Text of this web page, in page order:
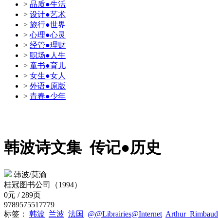
> 品质●生活
> 设计●艺术
> 旅行●世界
> 心理●心灵
> 经管●理财
> 职场●人生
> 童书●育儿
> 女生●女人
> 外语●原版
> 青春●少年
韩波诗文集传记●历史
韩波/莫渝
桂冠图书公司（1994）
0元 / 289页
9789575517779
标签： 韩波 兰波 法国 @@Librairies@Internet Arthur_Rimbaud